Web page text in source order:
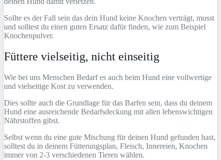
Sollte es der Fall sein das dein Hund keine Knochen verträgt, musst
und solltest du einen guten Ersatz dafür finden, wie zum Beispiel
Knochenpulver.
Füttere vielseitig, nicht einseitig
Wie bei uns Menschen Bedarf es auch beim Hund eine vollwertige
und vielseitige Kost zu verwenden.
Dies sollte auch die Grundlage für das Barfen sein, dass du deinem
Hund eine ausreichende Bedarfsdeckung mit allen lebenswichtigen
Nährstoffen gibst.
Selbst wenn du eine gute Mischung für deinen Hund gefunden hast,
solltest du in deinem Fütterungsplan, Fleisch, Innereien, Knochen
immer von 2-3 verschiedenen Tieren wählen.